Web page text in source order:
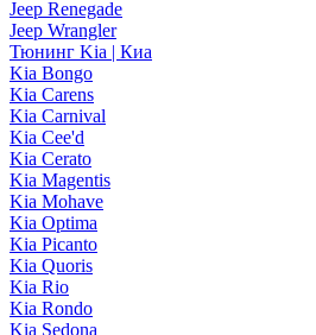
Jeep Renegade
Jeep Wrangler
Тюнинг Kia | Киа
Kia Bongo
Kia Carens
Kia Carnival
Kia Cee'd
Kia Cerato
Kia Magentis
Kia Mohave
Kia Optima
Kia Picanto
Kia Quoris
Kia Rio
Kia Rondo
Kia Sedona